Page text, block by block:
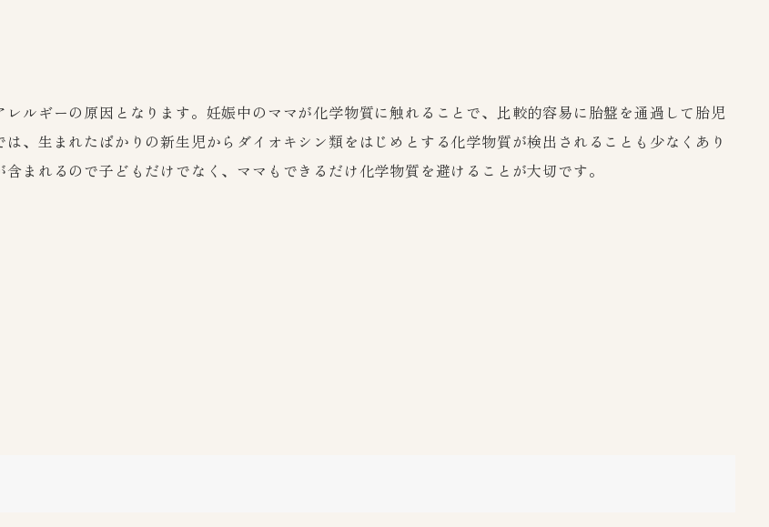
ルギーの原因となります。妊娠中のママが化学物質に触れることで、比較的容易に胎盤を通過して胎児
、生まれたばかりの新生児からダイオキシン類をはじめとする化学物質が検出されることも少なくあり
まれるので子どもだけでなく、ママもできるだけ化学物質を避けることが大切です。